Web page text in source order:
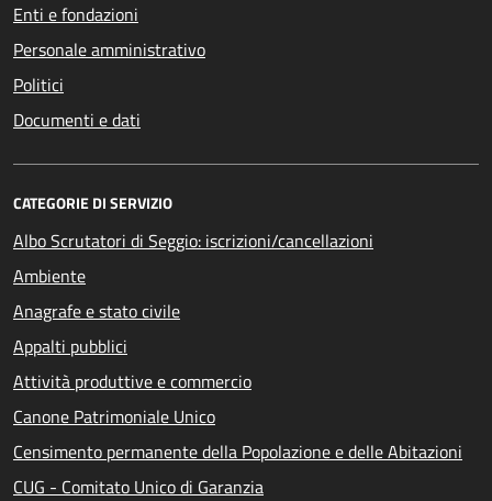
Enti e fondazioni
Personale amministrativo
Politici
Documenti e dati
CATEGORIE DI SERVIZIO
Albo Scrutatori di Seggio: iscrizioni/cancellazioni
Ambiente
Anagrafe e stato civile
Appalti pubblici
Attività produttive e commercio
Canone Patrimoniale Unico
Censimento permanente della Popolazione e delle Abitazioni
CUG - Comitato Unico di Garanzia